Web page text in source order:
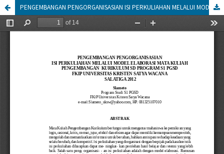
PENGEMBANGAN PENGORGANISASIAN ISI PERKULIAHAN MELALUI MODEL ELABORASI MATA KULIAH PENGEMBANGAN KURIKULUM SD PROGRAM S1 PGSD FKIP UNIVERSITAS KRISTEN SATYA WACANA SALATIGA 2012